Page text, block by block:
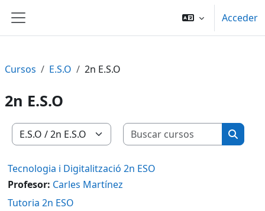
Panel lateral
Acceder
Cursos E.S.O 2n E.S.O
2n E.S.O
Categorías
Buscar
Tecnologia i Digitalització 2n ESO
Profesor: Carles Martínez
Tutoria 2n ESO